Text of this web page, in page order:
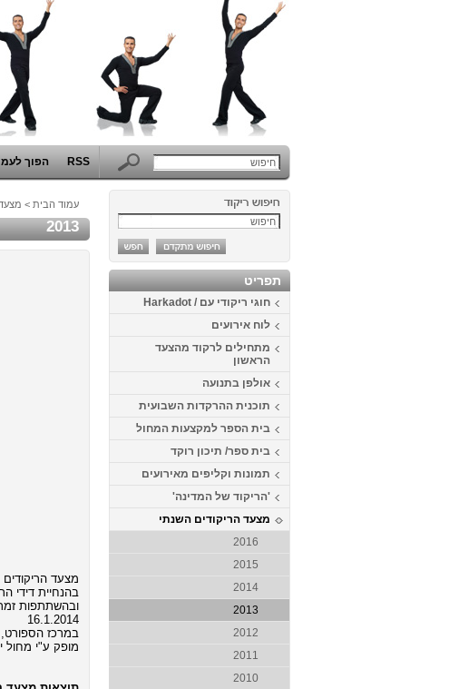
RSS הפוך
תפריט
חוגי ריקודי עם / Harkadot
לוח אירועים
מתחילים לרקוד מהצעד
הראשון
אולפן בתנועה
תוכנית ההרקדות השבועית
בית הספר למקצעות המחול
בית ספר/ תיכון רוקד
תמונות וקליפים מאירועים
'הריקוד של המדינה'
מצעד הריקודים השנתי
2016
2015
2014
2013
2012
2011
2010
עמוד הבית >
2013
מצעד הריקודים
בהנחיית דידי
ובהשתתפות
16.1.2014
במרכז
מופק ע"י מחול